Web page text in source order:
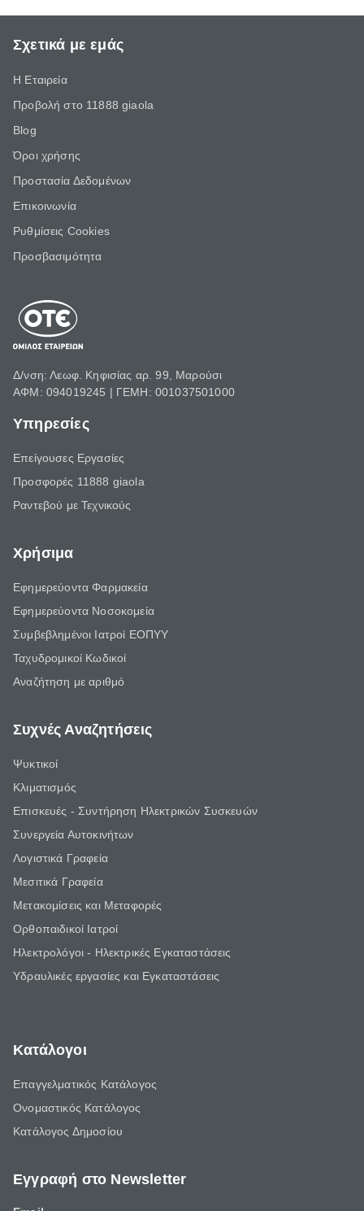
Σχετικά με εμάς
Η Εταιρεία
Προβολή στο 11888 giaola
Blog
Όροι χρήσης
Προστασία Δεδομένων
Επικοινωνία
Ρυθμίσεις Cookies
Προσβασιμότητα
Δ/νση: Λεωφ. Κηφισίας αρ. 99, Μαρούσι
ΑΦΜ: 094019245 | ΓΕΜΗ: 001037501000
Υπηρεσίες
Επείγουσες Εργασίες
Προσφορές 11888 giaola
Ραντεβού με Τεχνικούς
Χρήσιμα
Εφημερεύοντα Φαρμακεία
Εφημερεύοντα Νοσοκομεία
Συμβεβλημένοι Ιατροί ΕΟΠΥΥ
Ταχυδρομικοί Κωδικοί
Αναζήτηση με αριθμό
Συχνές Αναζητήσεις
Ψυκτικοί
Κλιματισμός
Επισκευές - Συντήρηση Ηλεκτρικών Συσκευών
Συνεργεία Αυτοκινήτων
Λογιστικά Γραφεία
Μεσιτικά Γραφεία
Μετακομίσεις και Μεταφορές
Ορθοπαιδικοί Ιατροί
Ηλεκτρολόγοι - Ηλεκτρικές Εγκαταστάσεις
Υδραυλικές εργασίες και Εγκαταστάσεις
Κατάλογοι
Επαγγελματικός Κατάλογος
Ονομαστικός Κατάλογος
Κατάλογος Δημοσίου
Εγγραφή στο Newsletter